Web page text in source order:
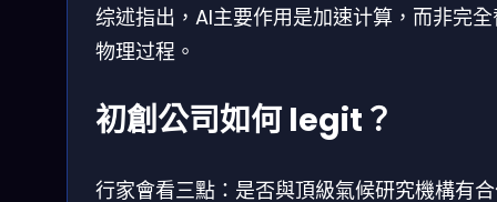
综述指出，AI主要作用是加速计算，而非完
物理过程。
初創公司如何 legit？
行家會看三點：是否與頂級氣候研究機構有